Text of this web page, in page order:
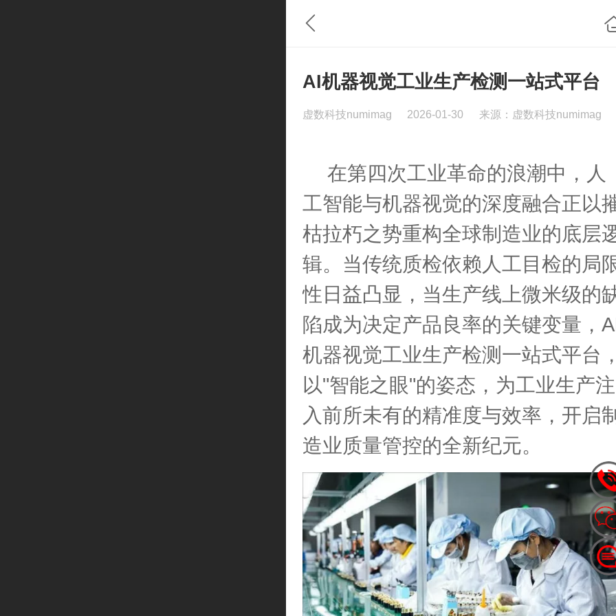
AI机器视觉工业生产检测一站式平台
虚数科技numimag 2026-01-30 来源：虚数科技numimag
在第四次工业革命的浪潮中，人
工智能与机器视觉的深度融合正以
枯拉朽之势重构全球制造业的底层
辑。当传统质检依赖人工目检的局
性日益凸显，当生产线上微米级的
陷成为决定产品良率的关键变量，
机器视觉工业生产检测一站式平台，
以"智能之眼"的姿态，为工业生产注
入前所未有的精准度与效率，开启制
造业质量管控的全新纪元。